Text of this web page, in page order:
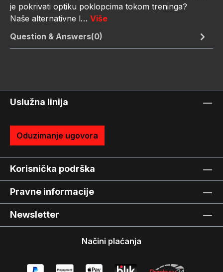
je pokrivati optiku poklopcima tokom treninga?
Naše alternativne l… Više
Question & Answers(0)
Uslužna linija
Oduzimanje ugovora
Korisnička podrška
Pravne informacije
Newsletter
Načini plaćanja